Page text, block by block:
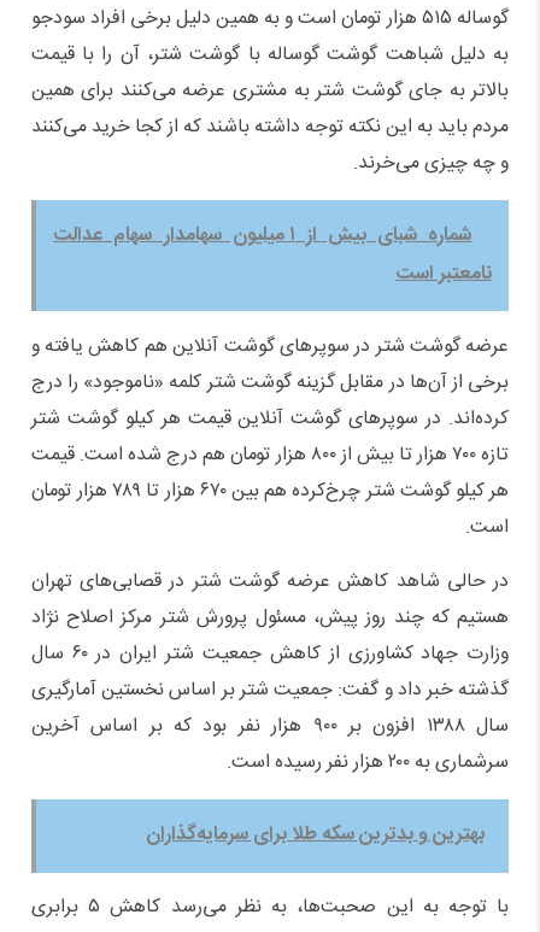
گوساله ۵۱۵ هزار تومان است و به همین دلیل برخی افراد سودجو
به دلیل شباهت گوشت گوساله با گوشت شتر، آن را با قیمت
بالاتر به جای گوشت شتر به مشتری عرضه می‌کنند برای همین
مردم باید به این نکته توجه داشته باشند که از کجا خرید می‌کنند
و چه چیزی می‌خرند.
شماره شبای بیش از ۱ میلیون سهامدار سهام عدالت
نامعتبر است
عرضه گوشت شتر در سوپر‌های گوشت آنلاین هم کاهش یافته و
برخی از آن‌ها در مقابل گزینه گوشت شتر کلمه «ناموجود» را درج
کرده‌اند. در سوپر‌های گوشت آنلاین قیمت هر کیلو گوشت شتر
تازه ۷۰۰ هزار تا بیش از ۸۰۰ هزار تومان هم درج شده است. قیمت
هر کیلو گوشت شتر چرخ‌کرده هم بین ۶۷۰ هزار تا ۷۸۹ هزار تومان
است.
در حالی شاهد کاهش عرضه گوشت شتر در قصابی‌های تهران
هستیم که چند روز پیش، مسئول پرورش شتر مرکز اصلاح نژاد
وزارت جهاد کشاورزی از کاهش جمعیت شتر ایران در ۶۰ سال
گذشته خبر داد و گفت: جمعیت شتر بر اساس نخستین آمارگیری
سال ۱۳۸۸ افزون بر ۹۰۰ هزار نفر بود که بر اساس آخرین
سرشماری به ۲۰۰ هزار نفر رسیده است.
بهترین و بدترین سکه طلا برای سرمایه‌گذاران
با توجه به این صحبت‌ها، به نظر می‌رسد کاهش ۵ برابری